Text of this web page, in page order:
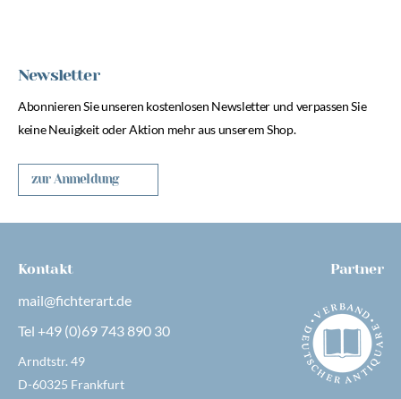
Newsletter
Abonnieren Sie unseren kostenlosen Newsletter und verpassen Sie
keine Neuigkeit oder Aktion mehr aus unserem Shop.
zur Anmeldung
Kontakt
mail@fichterart.de
Tel +49 (0)69 743 890 30
Arndtstr. 49
D-60325 Frankfurt
Partner